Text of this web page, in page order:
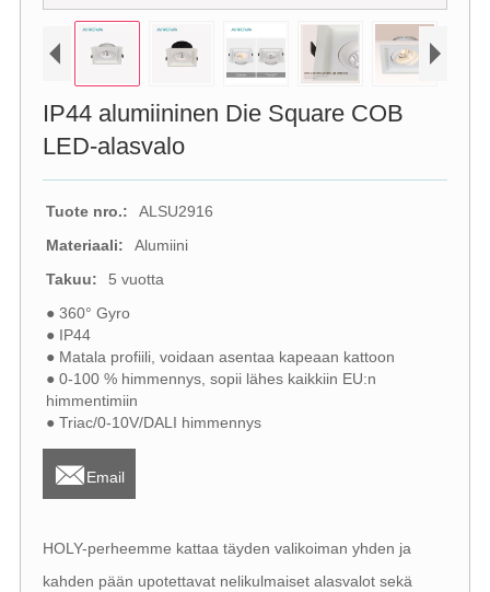
IP44 alumiininen Die Square COB
LED-alasvalo
Tuote nro.:
ALSU2916
Materiaali:
Alumiini
Takuu:
5 vuotta
● 360° Gyro
● IP44
● Matala profiili, voidaan asentaa kapeaan kattoon
● 0-100 % himmennys, sopii lähes kaikkiin EU:n
himmentimiin
● Triac/0-10V/DALI himmennys
Email
HOLY-perheemme kattaa täyden valikoiman yhden ja
kahden pään upotettavat nelikulmaiset alasvalot sekä